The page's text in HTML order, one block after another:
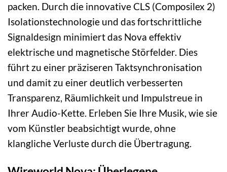
packen. Durch die innovative CLS (Composilex 2)
Isolationstechnologie und das fortschrittliche
Signaldesign minimiert das Nova effektiv
elektrische und magnetische Störfelder. Dies
führt zu einer präziseren Taktsynchronisation
und damit zu einer deutlich verbesserten
Transparenz, Räumlichkeit und Impulstreue in
Ihrer Audio-Kette. Erleben Sie Ihre Musik, wie sie
vom Künstler beabsichtigt wurde, ohne
klangliche Verluste durch die Übertragung.